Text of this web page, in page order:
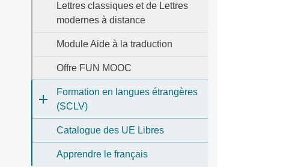
Lettres classiques et de Lettres
modernes à distance
Module Aide à la traduction
Offre FUN MOOC
Formation en langues étrangères
(SCLV)
Catalogue des UE Libres
Apprendre le français